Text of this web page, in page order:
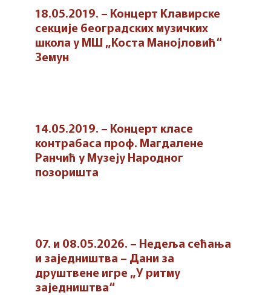
18.05.2019. – Концерт Клавирске
секције београдских музичких
школа у МШ „Коста Манојловић“
Земун
14.05.2019. – Концерт класе
контрабаса проф. Магдалене
Ранчић у Музеју Народног
позоришта
07. и 08.05.2026. – Недеља сећања
и заједништва – Дани за
друштвене игре „У ритму
заједништва“